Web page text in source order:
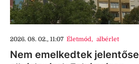
2026. 08. 02., 11:07 Életmód, albérlet
Nem emelkedtek